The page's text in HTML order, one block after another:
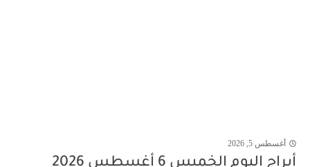
أغسطس 5, 2026
أبراج اليوم الخميس 6 أغسطس 2026